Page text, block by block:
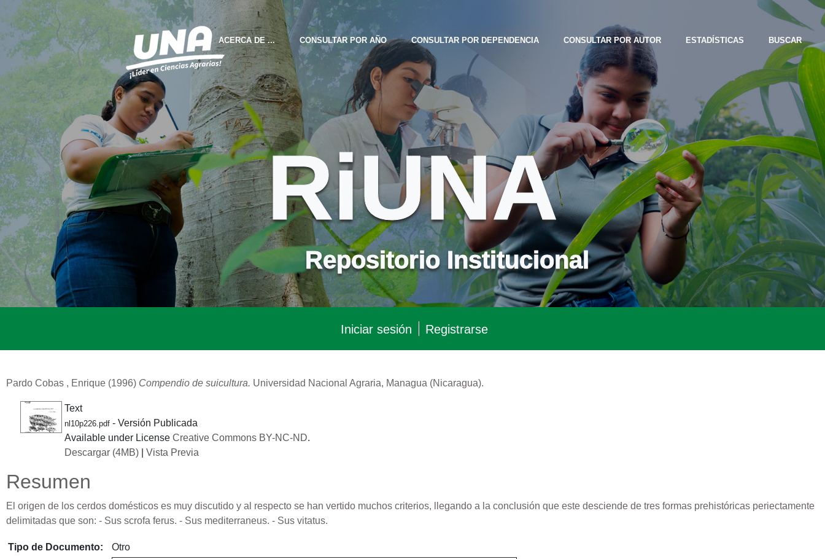
ACERCA DE ... CONSULTAR POR AÑO CONSULTAR POR DEPENDENCIA CONSULTAR POR AUTOR ESTADÍSTICAS BUSCAR
RiUNA
Repositorio Institucional
Iniciar sesión Registrarse
Pardo Cobas , Enrique (1996) Compendio de suicultura. Universidad Nacional Agraria, Managua (Nicaragua).
Text
nl10p226.pdf - Versión Publicada
Available under LicenseCreative Commons BY-NC-ND.
Descargar (4MB) | Vista Previa
Resumen
El origen de los cerdos domésticos es muy discutido y al respecto se han vertido muchos criterios, llegando a la conclusión que este desciende de tres formas prehistóricas periectamente
delimitadas que son: - Sus scrofa ferus. - Sus mediterraneus. - Sus vitatus.
Tipo de Documento:
Otro